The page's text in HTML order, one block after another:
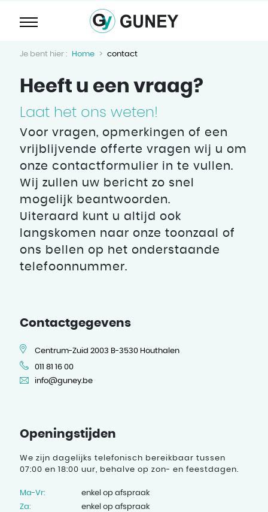
Home contact
Heeft u een vraag?
Laat het ons weten!
Voor vragen, opmerkingen of een
vrijblijvende offerte vragen wij u om
onze contactformulier in te vullen.
Wij zullen uw bericht zo snel
mogelijk beantwoorden.
Uiteraard kunt u altijd ook
langskomen naar onze toonzaal of
ons bellen op het onderstaande
telefoonnummer.
Contactgegevens
Centrum-Zuid 2003 B-3530 Houthalen
011 81 16 00
info@guney.be
Openingstijden
We zijn dagelijks telefonisch bereikbaar tussen
07:00 en 18:00 uur, behalve op zon- en feestdagen.
Ma-Vr:
Za:
enkel op afspraak
enkel op afspraak